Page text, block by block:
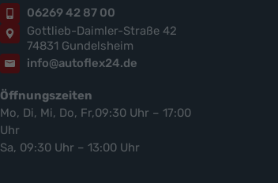
06269 42 87 00
Gottlieb-Daimler-Straße 42
74831 Gundelsheim
info@autoflex24.de
Öffnungszeiten
Mo, Di, Mi, Do, Fr,09:30 Uhr – 17:00
Uhr
Sa, 09:30 Uhr – 13:00 Uhr